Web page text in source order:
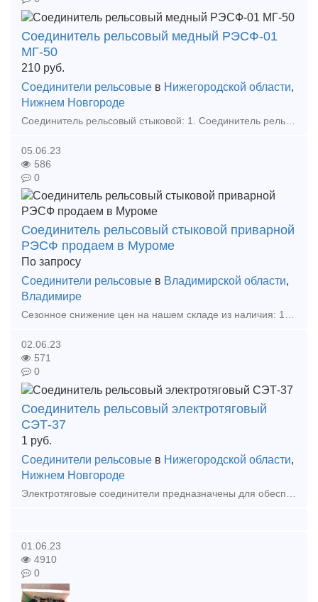
Соединитель рельсовый медный РЭСФ-01
МГ-50
210 руб.
Соединители рельсовые в Нижегородской области,
Нижнем Новгороде
05.06.23
586
0
Соединитель рельсовый стыковой приварной
РЭСФ продаем в Муроме
По запросу
Соединители рельсовые в Владимирской области,
Владимире
02.06.23
571
0
Соединитель рельсовый электротяговый
СЭТ-37
1 руб.
Соединители рельсовые в Нижегородской области,
Нижнем Новгороде
01.06.23
4910
0